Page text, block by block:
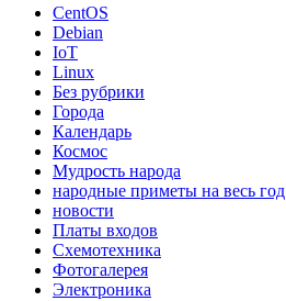
CentOS
Debian
IoT
Linux
Без рубрики
Города
Календарь
Космос
Мудрость народа
народные приметы на весь год
новости
Платы входов
Схемотехника
Фотогалерея
Электроника